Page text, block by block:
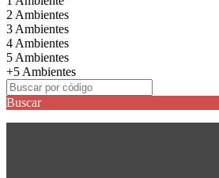
2 Ambientes
3 Ambientes
4 Ambientes
5 Ambientes
+5 Ambientes
Buscar